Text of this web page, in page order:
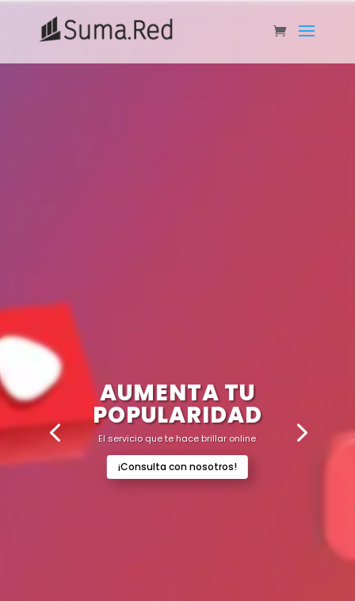
AUMENTA TU
POPULARIDAD
El servicio que te hace brillar online
¡Consulta con nosotros!